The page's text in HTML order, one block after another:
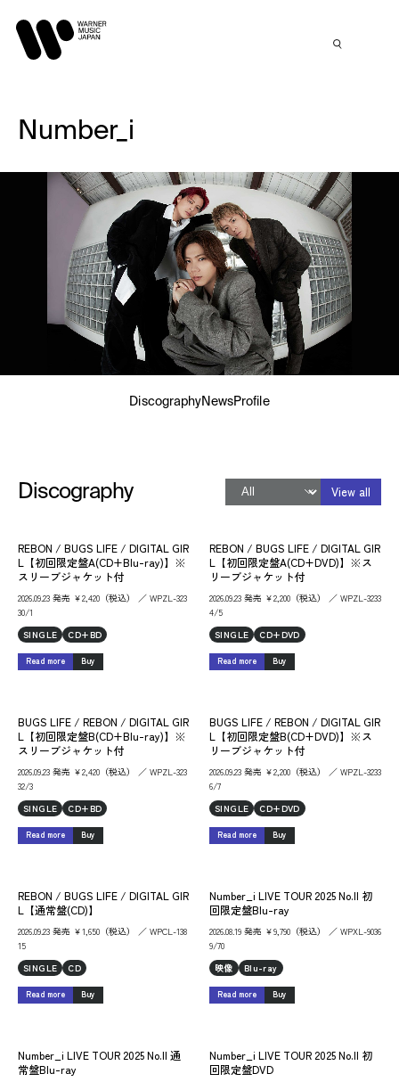
Number_i
DiscographyNewsProfile
Discography View all
REBON / BUGS LIFE / DIGITAL GIR
L【初回限定盤A(CD+Blu-ray)】※
スリーブジャケット付
2026.09.23 発売 ￥2,420（税込） ／ WPZL-323
30/1
SINGLE
CD+BD
Read more Buy
REBON / BUGS LIFE / DIGITAL GIR
L【初回限定盤A(CD+DVD)】※ス
リーブジャケット付
2026.09.23 発売 ￥2,200（税込） ／ WPZL-3233
4/5
SINGLE
CD+DVD
Read more Buy
BUGS LIFE / REBON / DIGITAL GIR
L【初回限定盤B(CD+Blu-ray)】※
スリーブジャケット付
2026.09.23 発売 ￥2,420（税込） ／ WPZL-323
32/3
SINGLE
CD+BD
Read more Buy
BUGS LIFE / REBON / DIGITAL GIR
L【初回限定盤B(CD+DVD)】※ス
リーブジャケット付
2026.09.23 発売 ￥2,200（税込） ／ WPZL-3233
6/7
SINGLE
CD+DVD
Read more Buy
REBON / BUGS LIFE / DIGITAL GIR
L【通常盤(CD)】
2026.09.23 発売 ￥1,650（税込） ／ WPCL-138
15
SINGLE
CD
Read more Buy
Number_i LIVE TOUR 2025 No.II 初
回限定盤Blu-ray
2026.08.19 発売 ￥9,790（税込） ／ WPXL-9036
9/70
映像
Blu-ray
Read more Buy
Number_i LIVE TOUR 2025 No.II 通
常盤Blu-ray
Number_i LIVE TOUR 2025 No.II 初
回限定盤DVD